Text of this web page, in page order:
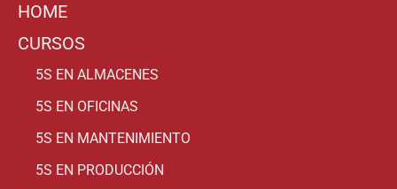
HOME
CURSOS
5S EN ALMACENES
5S EN OFICINAS
5S EN MANTENIMIENTO
5S EN PRODUCCIÓN